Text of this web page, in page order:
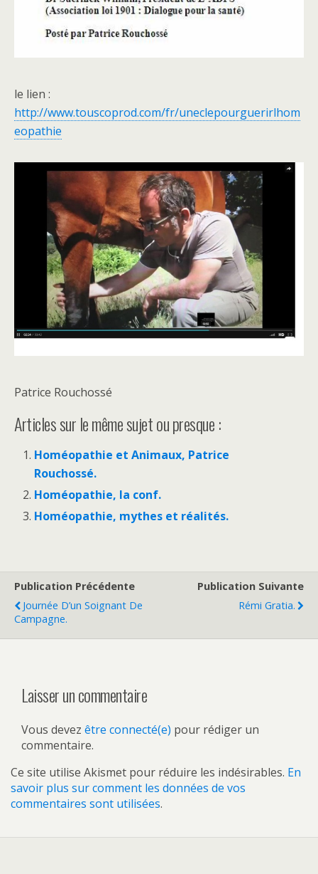
le lien :
http://www.touscoprod.com/fr/uneclepourguerirlhom
eopathie
Patrice Rouchossé
Articles sur le même sujet ou presque :
Homéopathie et Animaux, Patrice
Rouchossé.
Homéopathie, la conf.
Homéopathie, mythes et réalités.
Publication Précédente
Journée D’un Soignant De
Campagne.
Publication Suivante
Rémi Gratia.
Laisser un commentaire
Vous devez être connecté(e) pour rédiger un
commentaire.
Ce site utilise Akismet pour réduire les indésirables. En
savoir plus sur comment les données de vos
commentaires sont utilisées.